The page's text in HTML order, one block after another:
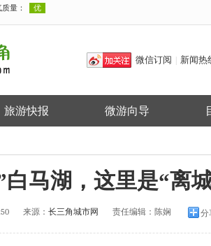
微信订阅 新闻热
旅游快报 微游向导
白马湖，这里是“离
来源： 长三角城市网 责任编辑： 陈娴 分